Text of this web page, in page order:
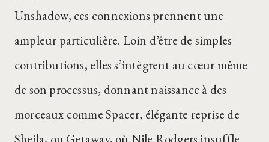
Unshadow, ces connexions prennent une
ampleur particulière. Loin d’être de simples
contributions, elles s’intègrent au cœur même
de son processus, donnant naissance à des
morceaux comme Spacer, élégante reprise de
Sheila, ou Getaway, où Nile Rodgers insuffle